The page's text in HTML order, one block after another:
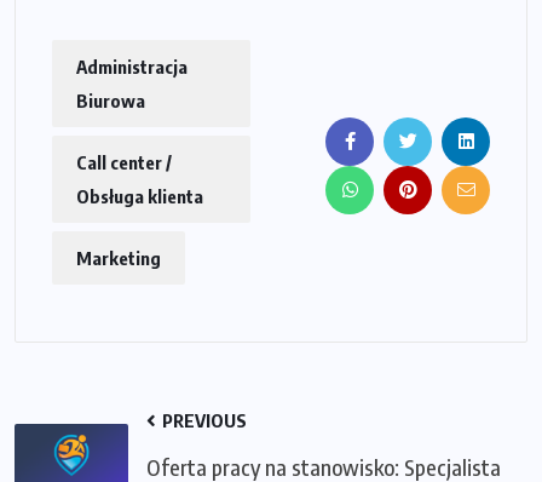
Administracja
Biurowa
Call center /
Obsługa klienta
Marketing
PREVIOUS
Oferta pracy na stanowisko: Specjalista